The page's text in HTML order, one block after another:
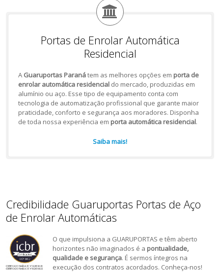
Portas de Enrolar Automática
Residencial
A Guaruportas Paranátem as melhores opções em porta de
enrolar automática residencialdo mercado, produzidas em
alumínio ou aço. Esse tipo de equipamento conta com
tecnologia de automatização profissional que garante maior
praticidade, conforto e segurança aos moradores. Disponha
de toda nossa experiência em porta automática residencial.
Saiba mais!
Credibilidade Guaruportas Portas de Aço
de Enrolar Automáticas
O que impulsiona a GUARUPORTAS e têm aberto
horizontes não imaginados é a pontualidade,
qualidade e segurança. É sermos íntegros na
execução dos contratos acordados. Conheça-nos!